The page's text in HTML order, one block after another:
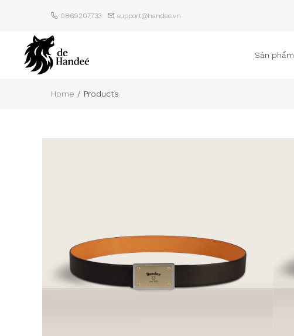
0869207733 support@handee.vn
Sản phẩm
Home Products